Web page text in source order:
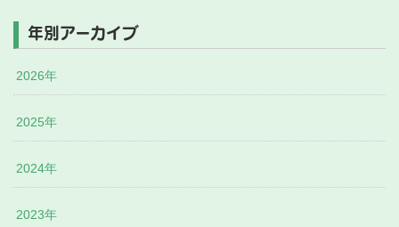
年別アーカイブ
2026年
2025年
2024年
2023年